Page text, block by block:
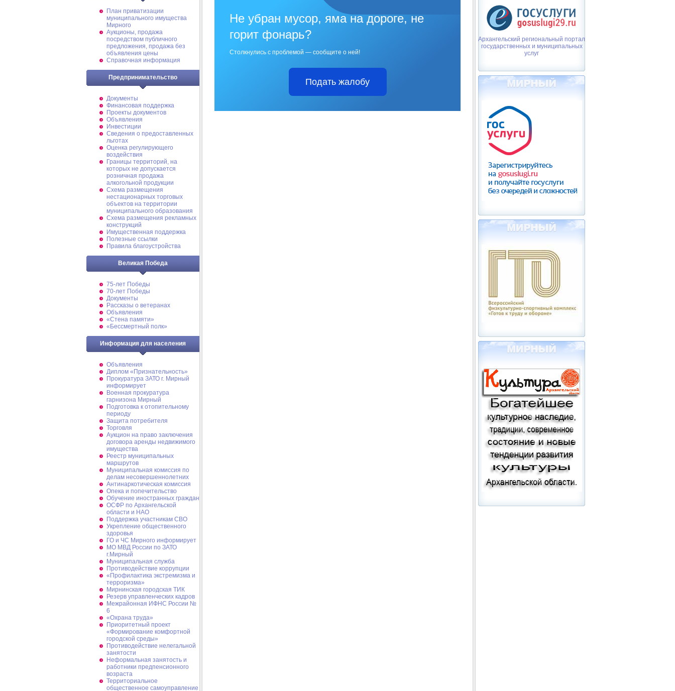
План приватизации
муниципального имущества
Мирного
Аукционы, продажа
посредством публичного
предложения, продажа без
объявления цены
Справочная информация
Предпринимательство
Документы
Финансовая поддержка
Проекты документов
Объявления
Инвестиции
Сведения о предоставленных
льготах
Оценка регулирующего
воздействия
Границы территорий, на
которых не допускается
розничная продажа
алкогольной продукции
Схема размещения
нестационарных торговых
объектов на территории
муниципального образования
Схема размещения рекламных
конструкций
Имущественная поддержка
Полезные ссылки
Правила благоустройства
Великая Победа
75-лет Победы
70-лет Победы
Документы
Рассказы о ветеранах
Объявления
«Стена памяти»
«Бессмертный полк»
Информация для населения
Объявления
Диплом «Признательность»
Прокуратура ЗАТО г. Мирный
информирует
Военная прокуратура
гарнизона Мирный
Подготовка к отопительному
периоду
Защита потребителя
Торговля
Аукцион на право заключения
договора аренды недвижимого
имущества
Реестр муниципальных
маршрутов
Муниципальная комиссия по
делам несовершеннолетних
Антинаркотическая комиссия
Опека и попечительство
Обучение иностранных граждан
ОСФР по Архангельской
области и НАО
Поддержка участникам СВО
Укрепление общественного
здоровья
ГО и ЧС Мирного информирует
МО МВД России по ЗАТО
г.Мирный
Муниципальная cлужба
Противодействие коррупции
«Профилактика экстремизма и
терроризма»
Мирнинская городская ТИК
Резерв управленческих кадров
Межрайонная ИФНС России №
6
«Охрана труда»
Приоритетный проект
«Формирование комфортной
городской среды»
Противодействие нелегальной
занятости
Неформальная занятость и
работники предпенсионного
возраста
Территориальное
общественное самоуправление
Не убран мусор, яма на дороге, не
горит фонарь?
Столкнулись с проблемой — сообщите о ней!
Подать жалобу
Архангельский региональный портал
государственных и муниципальных
услуг